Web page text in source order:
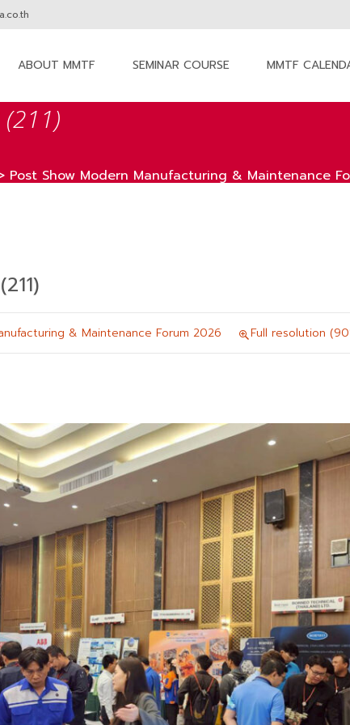
ABOUT MMTF SEMINAR COURSE MMTF
(211)
Post Show Modern Manufacturing & Maintenance
& Maintenance Forum 2026 Full resolution